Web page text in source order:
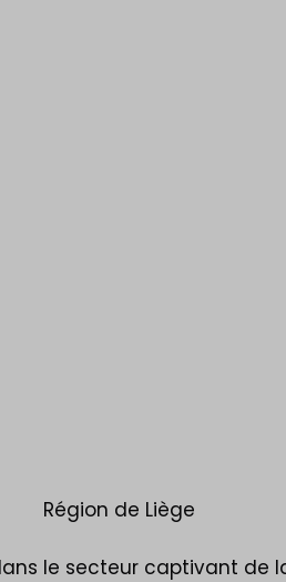
Région de Liège
le secteur captivant